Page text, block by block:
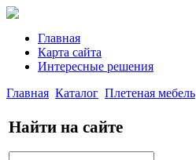
Главная
Карта сайта
Интересные решения
Главная Каталог Плетеная мебель
Найти на сайте